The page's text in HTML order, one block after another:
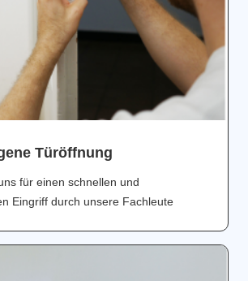
Türöffnung
für einen schnellen und
Eingriff durch unsere Fachleute